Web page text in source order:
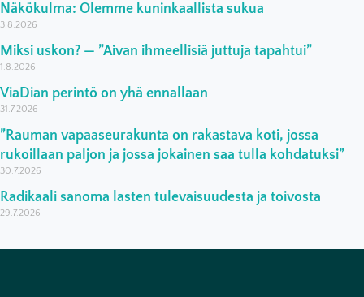
Näkökulma: Olemme kuninkaallista sukua
3.8.2026
Miksi uskon? — ”Aivan ihmeellisiä juttuja tapahtui”
1.8.2026
ViaDian perintö on yhä ennallaan
31.7.2026
”Rauman vapaaseurakunta on rakastava koti, jossa
rukoillaan paljon ja jossa jokainen saa tulla kohdatuksi”
30.7.2026
Radikaali sanoma lasten tulevaisuudesta ja toivosta
29.7.2026